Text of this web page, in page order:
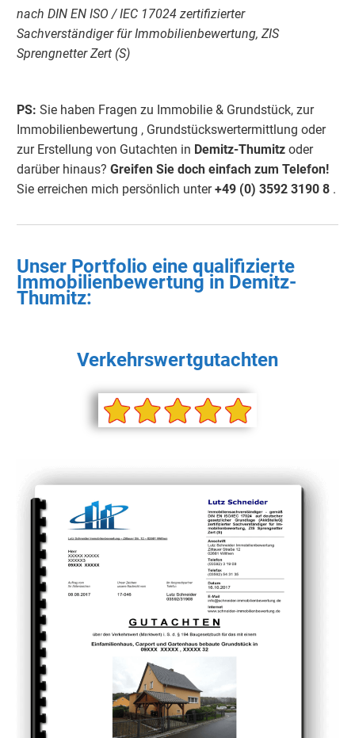
nach DIN EN ISO / IEC 17024 zertifizierter
Sachverständiger für Immobilienbewertung, ZIS
Sprengnetter Zert (S)
PS: Sie haben Fragen zu Immobilie & Grundstück, zur
Immobilienbewertung , Grundstückswertermittlung oder
zur Erstellung von Gutachten in Demitz-Thumitz oder
darüber hinaus? Greifen Sie doch einfach zum Telefon!
Sie erreichen mich persönlich unter+49 (0) 3592 3190 8 .
Unser Portfolio eine qualifizierte
Immobilienbewertung in Demitz-
Thumitz:
Verkehrswertgutachten